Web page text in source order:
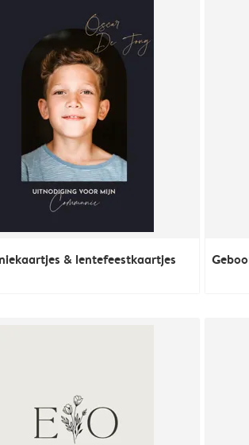
& lentefeestkaartjes